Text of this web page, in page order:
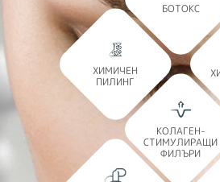
БОТОКС
ХИМИЧЕН
ПИЛИНГ
КОЛАГЕН-
СТИМУЛИРАЩИ
ФИЛЪРИ